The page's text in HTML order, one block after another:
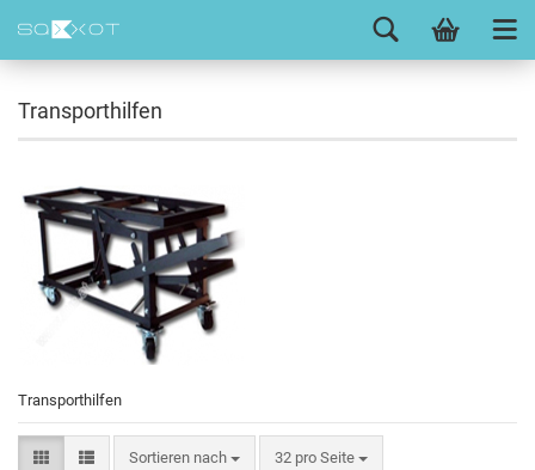
Transporthilfen
Transporthilfen
Sortieren nach 32 pro Seite